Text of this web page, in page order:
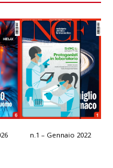
n.1 – Gennaio 2022